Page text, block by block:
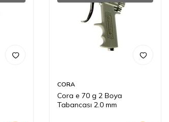
CORA
Cora e 70 g 2 Boya
Tabancası 2.0 mm